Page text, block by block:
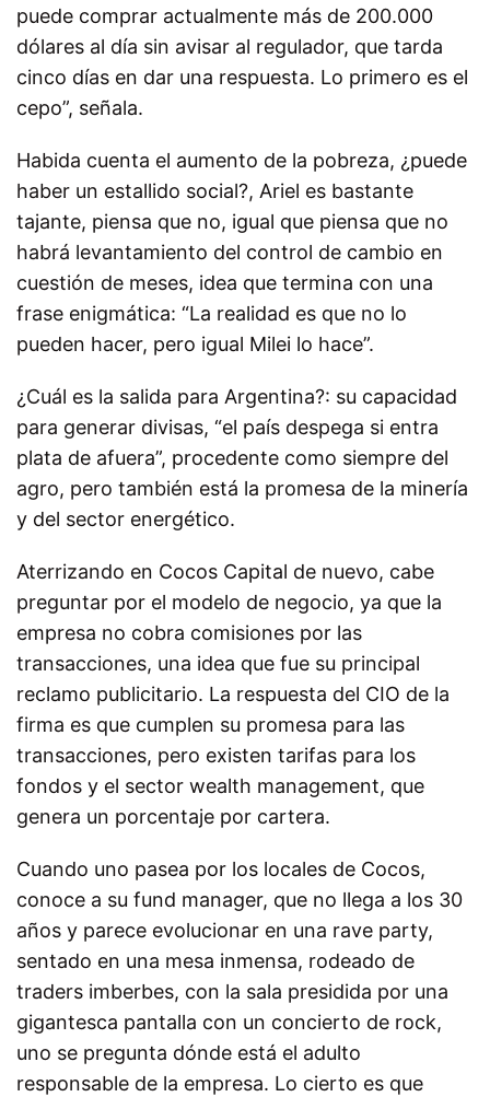
puede comprar actualmente más de 200.000
dólares al día sin avisar al regulador, que tarda
cinco días en dar una respuesta. Lo primero es el
cepo”, señala.
Habida cuenta el aumento de la pobreza, ¿puede
haber un estallido social?, Ariel es bastante
tajante, piensa que no, igual que piensa que no
habrá levantamiento del control de cambio en
cuestión de meses, idea que termina con una
frase enigmática: “La realidad es que no lo
pueden hacer, pero igual Milei lo hace”.
¿Cuál es la salida para Argentina?: su capacidad
para generar divisas, “el país despega si entra
plata de afuera”, procedente como siempre del
agro, pero también está la promesa de la minería
y del sector energético.
Aterrizando en Cocos Capital de nuevo, cabe
preguntar por el modelo de negocio, ya que la
empresa no cobra comisiones por las
transacciones, una idea que fue su principal
reclamo publicitario. La respuesta del CIO de la
firma es que cumplen su promesa para las
transacciones, pero existen tarifas para los
fondos y el sector wealth management, que
genera un porcentaje por cartera.
Cuando uno pasea por los locales de Cocos,
conoce a su fund manager, que no llega a los 30
años y parece evolucionar en una rave party,
sentado en una mesa inmensa, rodeado de
traders imberbes, con la sala presidida por una
gigantesca pantalla con un concierto de rock,
uno se pregunta dónde está el adulto
responsable de la empresa. Lo cierto es que